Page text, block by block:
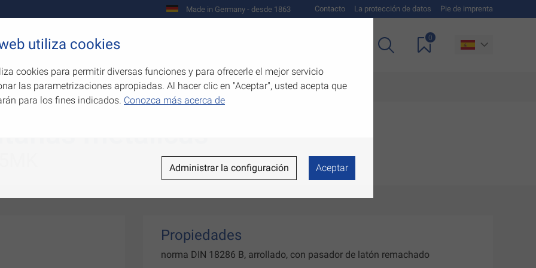
Made in Germany - desde 1863 Contacto La protección de datos Pie de imprenta
Empresa
0
metálicas
Propiedades
norma DIN 18286 B, arrollado, con pasador de latón remachado
utiliza cookies
cookies para permitir diversas funciones y para ofrecerle el mejor servicio
las parametrizaciones apropiadas. Al hacer clic en "Aceptar", usted acepta que
para los fines indicados. Conozca más acerca de
Administrar la configuración Aceptar